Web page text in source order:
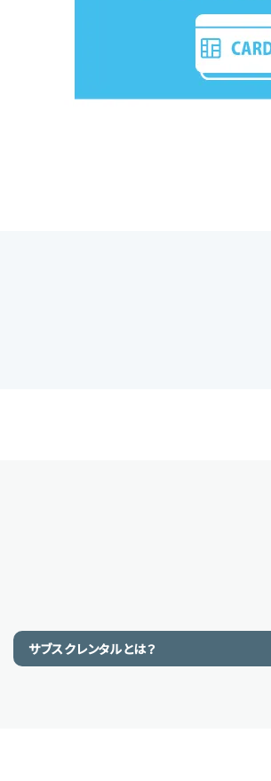
サブスクレンタルとは？